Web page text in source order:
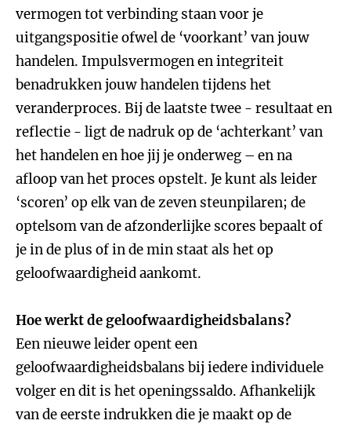
vermogen tot verbinding staan voor je
uitgangspositie ofwel de ‘voorkant’ van jouw
handelen. Impulsvermogen en integriteit
benadrukken jouw handelen tijdens het
veranderproces. Bij de laatste twee - resultaat en
reflectie - ligt de nadruk op de ‘achterkant’ van
het handelen en hoe jij je onderweg – en na
afloop van het proces opstelt. Je kunt als leider
‘scoren’ op elk van de zeven steunpilaren; de
optelsom van de afzonderlijke scores bepaalt of
je in de plus of in de min staat als het op
geloofwaardigheid aankomt.
Hoe werkt de geloofwaardigheidsbalans?
Een nieuwe leider opent een
geloofwaardigheidsbalans bij iedere individuele
volger en dit is het openingssaldo. Afhankelijk
van de eerste indrukken die je maakt op de